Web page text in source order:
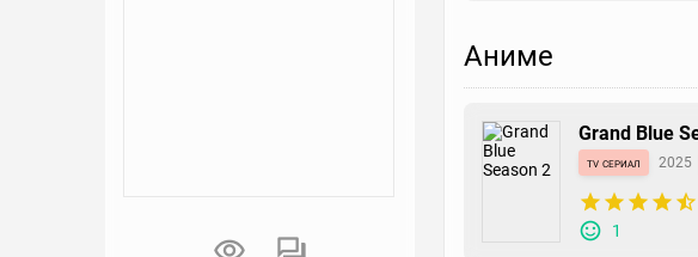
Аниме
Grand Blue
tv сериал 2025
1